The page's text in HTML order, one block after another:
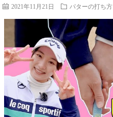
2021年11月21日 パターの打ち方